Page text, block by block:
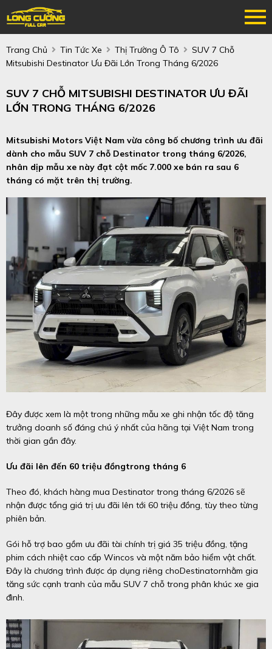
Trang Chủ Tin Tức Xe Thị Trường Ô Tô
SUV 7 Chỗ
Mitsubishi Destinator Ưu Đãi Lớn Trong Tháng 6/2026
SUV 7 CHỖ MITSUBISHI DESTINATOR ƯU ĐÃI
LỚN TRONG THÁNG 6/2026
Mitsubishi Motors Việt Nam vừa công bố chương trình ưu đãi
dành cho mẫu SUV 7 chỗ Destinator trong tháng 6/2026,
nhân dịp mẫu xe này đạt cột mốc 7.000 xe bán ra sau 6
tháng có mặt trên thị trường.
Đây được xem là một trong những mẫu xe ghi nhận tốc độ tăng
trưởng doanh số đáng chú ý nhất của hãng tại Việt Nam trong
thời gian gần đây.
Ưu đãi lên đến 60 triệu đồngtrong tháng 6
Theo đó, khách hàng mua Destinator trong tháng 6/2026 sẽ
nhận được tổng giá trị ưu đãi lên tới 60 triệu đồng, tùy theo từng
phiên bản.
Gói hỗ trợ bao gồm ưu đãi tài chính trị giá 35 triệu đồng, tặng
phim cách nhiệt cao cấp Wincos và một năm bảo hiểm vật chất.
Đây là chương trình được áp dụng riêng choDestinatornhằm gia
tăng sức cạnh tranh của mẫu SUV 7 chỗ trong phân khúc xe gia
đình.